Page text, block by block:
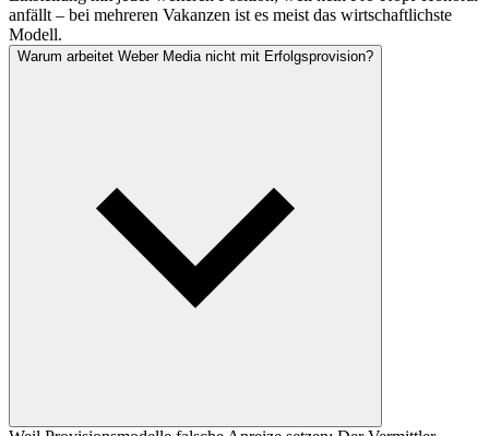
anfällt – bei mehreren Vakanzen ist es meist das wirtschaftlichste
Modell.
Warum arbeitet Weber Media nicht mit Erfolgsprovision?